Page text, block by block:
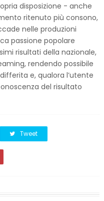
disposizione - anche
ritenuto più consono,
nelle produzioni
passione popolare
risultati della nazionale,
rendendo possibile
e, qualora l’utente
del risultato
Tweet